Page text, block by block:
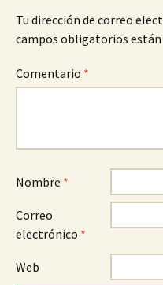
Tu dirección de correo
campos obligatorios están
Comentario *
Nombre *
Correo
electrónico *
Web